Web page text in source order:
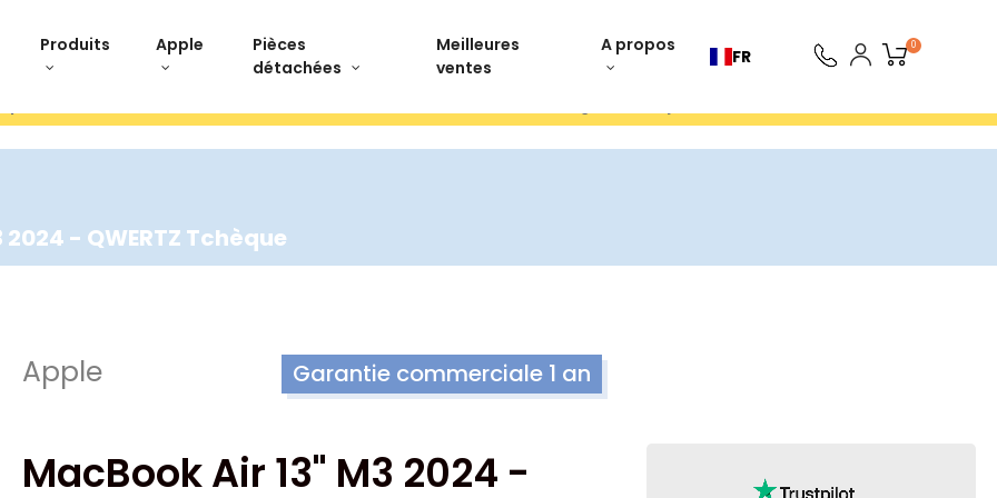
Produits Apple
Pièces
détachées
Meilleures
ventes
A propos
FR
0
- QWERTZ Tchèque
Apple Garantie commerciale 1 an
MacBook Air 13" M3 2024 -